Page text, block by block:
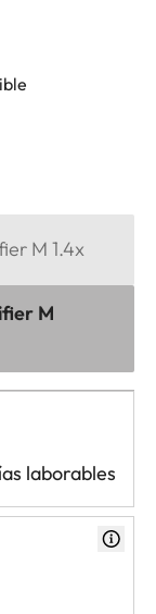
M 1.4x
M
laborables